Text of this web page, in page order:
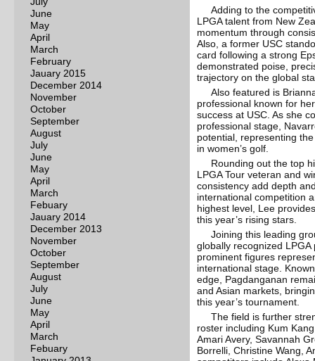
June
May
April
March
February
Jauary 2015
December 2014
November
October
September
August
July
June
May
April
March
Febuary
Jauary 2014
December 2013
November
October
September
August
July
June
May
April
March
Febuary
Adding to the
LPGA talent from New
momentum through
Also, a former USC
card following a strong
demonstrated poise,
trajectory on the global
Also featured is
professional known for
success at USC. As she
professional stage,
potential, representing
in women’s golf.
Rounding out the top
LPGA Tour veteran and
consistency add depth
international competition
highest level, Lee
this year’s rising stars.
Joining this leading
globally recognized
prominent figures
international stage.
edge, Pagdanganan
and Asian markets,
this year’s tournament.
The field is further
roster including Kum
Amari Avery, Savannah
Borrelli, Christine Wang,